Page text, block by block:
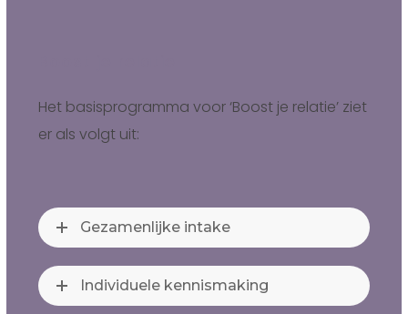
Het basisprogramma voor ‘Boost je relatie’ ziet
er als volgt uit:
Gezamenlijke intake
Individuele kennismaking